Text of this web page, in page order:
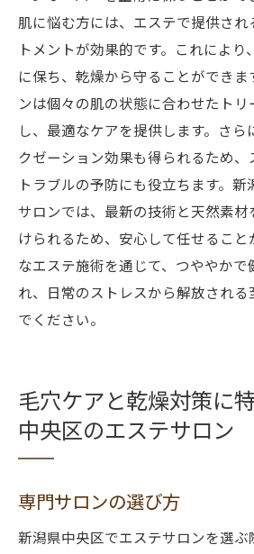
肌に悩む方には、エステで提供さ
トメントが効果的です。これによ
に保ち、乾燥から守ることができま
ンは個々の肌の状態に合わせたト
し、最適なケアを提供します。さら
クゼーション効果も得られるため
トラブルの予防にも役立ちます。
サロンでは、最新の技術と天然素
けられるため、安心して任せること
なエステ施術を通じて、つややかで
れ、日常のストレスから解放され
でください。
毛穴ケアと乾燥対策に
中央区のエステサロン
専門サロンの選び方
新潟県中央区でエステサロンを選ぶ